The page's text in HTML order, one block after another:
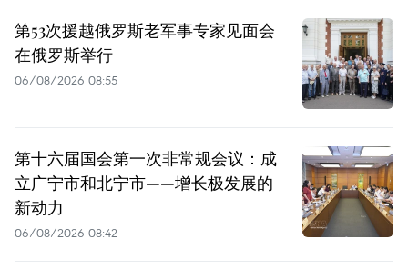
第53次援越俄罗斯老军事专家见面会
在俄罗斯举行
06/08/2026 08:55
第十六届国会第一次非常规会议：成
立广宁市和北宁市——增长极发展的
新动力
06/08/2026 08:42